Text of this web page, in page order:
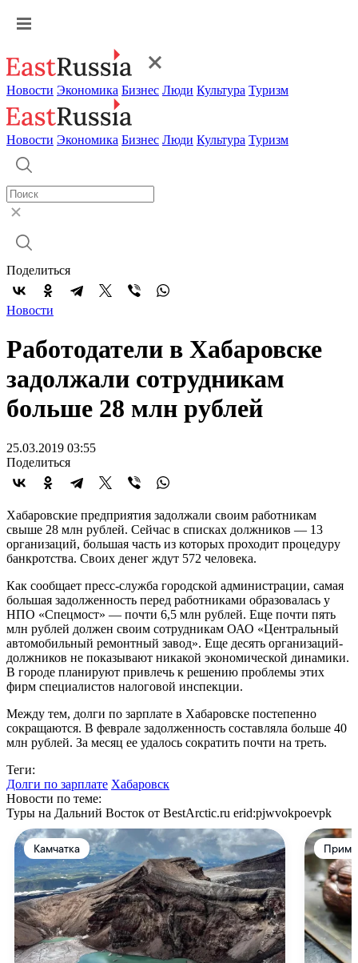
Новости Экономика Бизнес Люди Культура Туризм
Новости Экономика Бизнес Люди Культура Туризм
Поделиться
Новости
Работодатели в Хабаровске
задолжали сотрудникам
больше 28 млн рублей
25.03.2019 03:55
Поделиться
Хабаровские предприятия задолжали своим работникам
свыше 28 млн рублей. Сейчас в списках должников — 13
организаций, большая часть из которых проходит процедуру
банкротства. Своих денег ждут 572 человека.
Как сообщает пресс-служба городской администрации, самая
большая задолженность перед работниками образовалась у
НПО «Спецмост» — почти 6,5 млн рублей. Еще почти пять
млн рублей должен своим сотрудникам ОАО «Центральный
автомобильный ремонтный завод». Еще десять организаций-
должников не показывают никакой экономической динамики.
В городе планируют привлечь к решению проблемы этих
фирм специалистов налоговой инспекции.
Между тем, долги по зарплате в Хабаровске постепенно
сокращаются. В феврале задолженность составляла больше 40
млн рублей. За месяц ее удалось сократить почти на треть.
Теги:
Долги по зарплате Хабаровск
Новости по теме:
Туры на Дальний Восток от BestArctic.ru erid:pjwvokpoevpk